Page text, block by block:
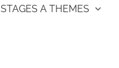
STAGES A THEMES